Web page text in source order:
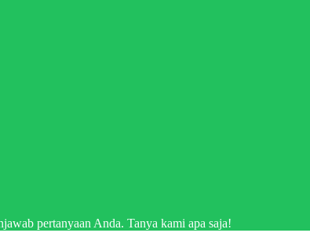
pertanyaan Anda. Tanya kami apa saja!